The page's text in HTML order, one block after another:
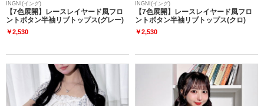
INGNI(イング)
【7色展開】レースレイヤード風フロ
ントボタン半袖リブトップス(グレー)
￥2,530
INGNI(イング)
【7色展開】レースレイヤード風フロ
ントボタン半袖リブトップス(クロ)
￥2,530